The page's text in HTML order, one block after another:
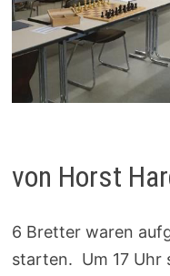
von Horst
6 Bretter waren
starten. Um 17 Uhr